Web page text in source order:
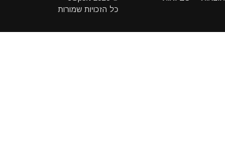
כל הזכויות שמורות